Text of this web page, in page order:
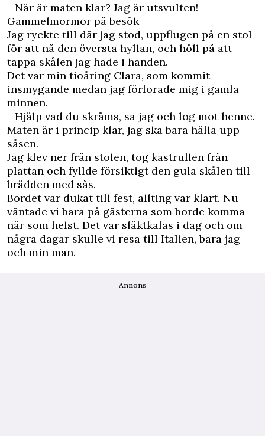
– När är maten klar? Jag är utsvulten!
Gammelmormor på besök
Jag ryckte till där jag stod, uppflugen på en stol
för att nå den översta hyllan, och höll på att
tappa skålen jag hade i handen.
Det var min tioåring Clara, som kommit
insmygande medan jag förlorade mig i gamla
minnen.
– Hjälp vad du skräms, sa jag och log mot henne.
Maten är i princip klar, jag ska bara hälla upp
såsen.
Jag klev ner från stolen, tog kastrullen från
plattan och fyllde försiktigt den gula skålen till
brädden med sås.
Bordet var dukat till fest, allting var klart. Nu
väntade vi bara på gästerna som borde komma
när som helst. Det var släktkalas i dag och om
några dagar skulle vi resa till Italien, bara jag
och min man.
Annons